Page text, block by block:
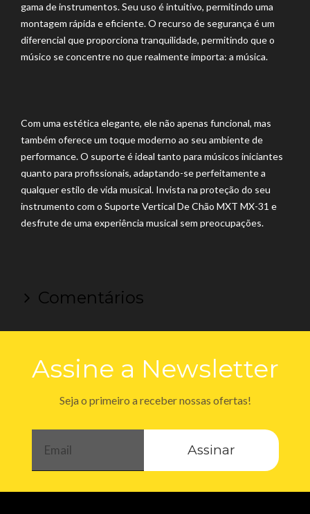
gama de instrumentos. Seu uso é intuitivo, permitindo uma
montagem rápida e eficiente. O recurso de segurança é um
diferencial que proporciona tranquilidade, permitindo que o
músico se concentre no que realmente importa: a música.
Com uma estética elegante, ele não apenas funcional, mas
também oferece um toque moderno ao seu ambiente de
performance. O suporte é ideal tanto para músicos iniciantes
quanto para profissionais, adaptando-se perfeitamente a
qualquer estilo de vida musical. Invista na proteção do seu
instrumento com o Suporte Vertical De Chão MXT MX-31 e
desfrute de uma experiência musical sem preocupações.
Comentários
Assine a Newsletter
Seja o primeiro a receber nossas ofertas!
Assinar